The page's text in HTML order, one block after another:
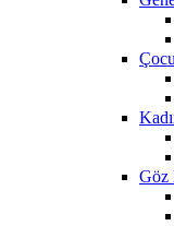
Göz